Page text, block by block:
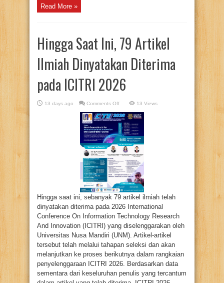
Read More »
Hingga Saat Ini, 79 Artikel
Ilmiah Dinyatakan Diterima
pada ICITRI 2026
13 days ago Comments Offon
Saat
Ini,
79
Artikel
Ilmiah
Dinyatakan
Diterima
pada
2026
13 Views
Hingga saat ini, sebanyak 79 artikel ilmiah telah
dinyatakan diterima pada 2026 International
Conference On Information Technology Research
And Innovation (ICITRI) yang diselenggarakan oleh
Universitas Nusa Mandiri (UNM). Artikel-artikel
tersebut telah melalui tahapan seleksi dan akan
melanjutkan ke proses berikutnya dalam rangkaian
penyelenggaraan ICITRI 2026. Berdasarkan data
sementara dari keseluruhan penulis yang tercantum